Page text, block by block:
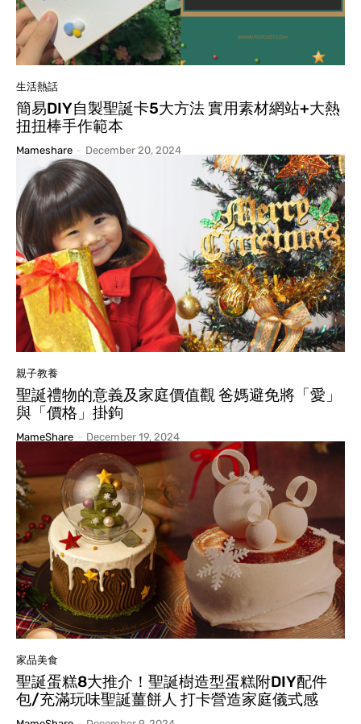
生活熱話
簡易DIY自製聖誕卡5大方法 實用素材網站+大熱
扭扭棒手作範本
Mameshare - December 20, 2024
親子教養
聖誕禮物的意義及家庭價值觀 爸媽避免將「愛」
與「價格」掛鉤
MameShare - December 19, 2024
家品美食
聖誕蛋糕8大推介！聖誕樹造型蛋糕附DIY配件
包/充滿玩味聖誕薑餅人 打卡營造家庭儀式感